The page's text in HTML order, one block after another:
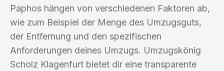
Paphos hängen von verschiedenen Faktoren ab,
wie zum Beispiel der Menge des Umzugsguts,
der Entfernung und den spezifischen
Anforderungen deines Umzugs. Umzugskönig
Scholz Klagenfurt bietet dir eine transparente